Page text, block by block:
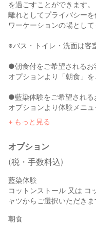
を過ごすことができます。
離れとしてプライバシー
ワーケーションの場として
※バス・トイレ・洗面は客
●朝食付をご希望されるお
オプションより「朝食」
●藍染体験をご希望される
オプションより体験メニ
旅という非日常の中で、
その時間は、観光ではなく“
この宿では、滞在の一部
香りに包まれながら布を染
そんな小さな瞬間の積み
なります。
完成した布やストールは
もっと見る
オプション
(税・手数料込)
藍染体験
コットンストール 又は コ
ャツからご選択いただきま
朝食